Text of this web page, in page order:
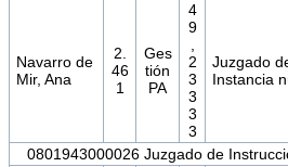
Navarro de
Mir, Ana
2.
46
1
Ges
tión
PA
4
9
,
2
3
3
3
3
Juzgado
Instancia
0801943000026 Juzgado de